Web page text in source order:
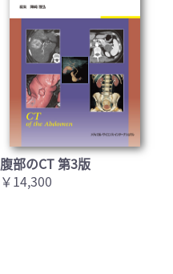
腹部のCT 第3版
￥14,300